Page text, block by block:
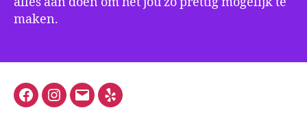
maken.
FacebookInstagram
E-
Yelp